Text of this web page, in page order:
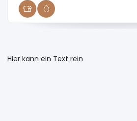
Hier kann ein Text rein